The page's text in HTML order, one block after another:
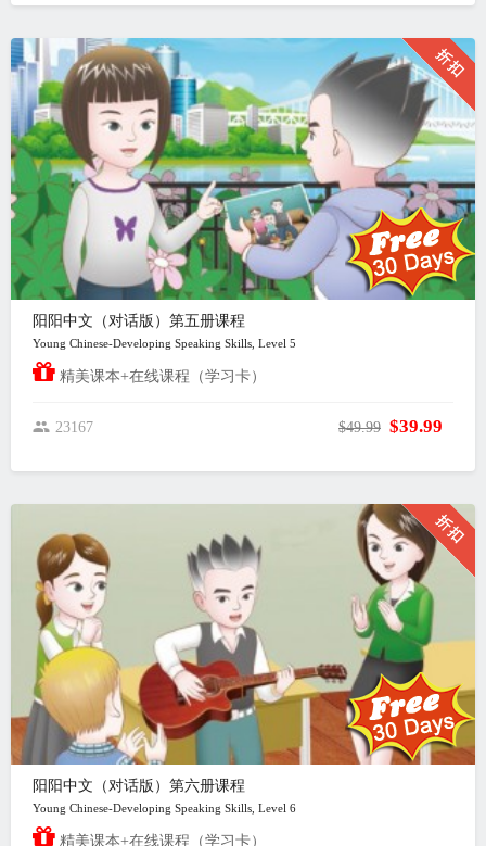
阳阳中文（对话版）第五册课程
Young Chinese-Developing Speaking Skills, Level 5
精美课本+在线课程（学习卡）
23167 $49.99 $39.99
阳阳中文（对话版）第六册课程
Young Chinese-Developing Speaking Skills, Level 6
精美课本+在线课程（学习卡）